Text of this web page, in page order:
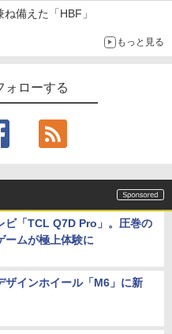
備えた「HBF」
もっと見る
ォローする
ビ「TCL Q7D Pro」。圧巻の
ームが極上体験に
ザインホイール「M6」に新